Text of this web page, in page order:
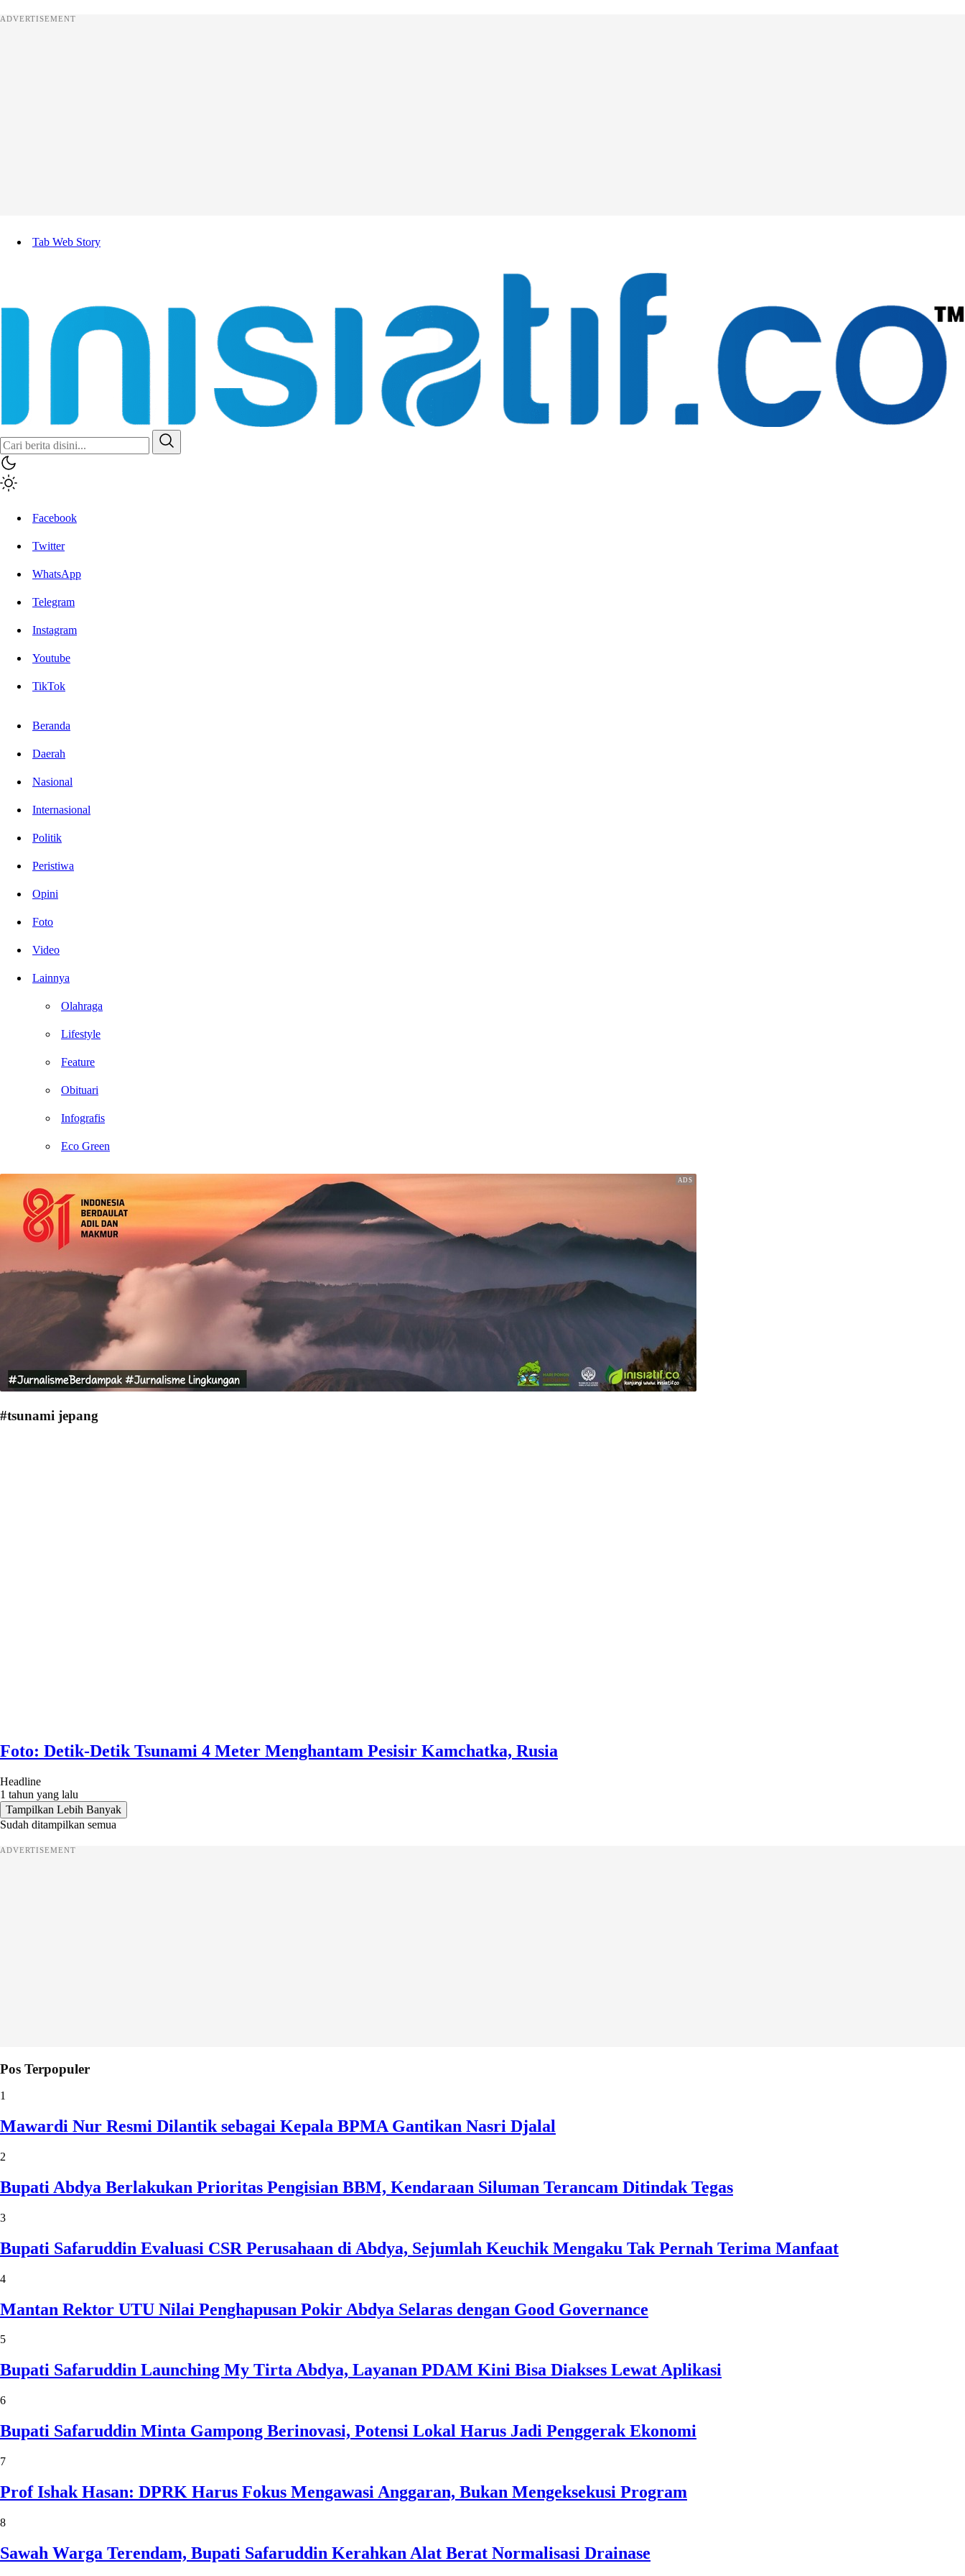
ADVERTISEMENT
Tab Web Story
Inisiatif.co
Stay Connected Stay Informed
Facebook
Twitter
WhatsApp
Telegram
Instagram
Youtube
TikTok
Beranda
Daerah
Nasional
Internasional
Politik
Peristiwa
Opini
Foto
Video
Lainnya
Olahraga
Lifestyle
Feature
Obituari
Infografis
Eco Green
#tsunami jepang
Foto: Detik-Detik Tsunami 4 Meter Menghantam Pesisir Kamchatka, Rusia
Headline
1 tahun yang lalu
Tampilkan Lebih Banyak
Sudah ditampilkan semua
ADVERTISEMENT
Pos Terpopuler
1
Mawardi Nur Resmi Dilantik sebagai Kepala BPMA Gantikan Nasri Djalal
2
Bupati Abdya Berlakukan Prioritas Pengisian BBM, Kendaraan Siluman Terancam Ditindak Tegas
3
Bupati Safaruddin Evaluasi CSR Perusahaan di Abdya, Sejumlah Keuchik Mengaku Tak Pernah Terima Manfaat
4
Mantan Rektor UTU Nilai Penghapusan Pokir Abdya Selaras dengan Good Governance
5
Bupati Safaruddin Launching My Tirta Abdya, Layanan PDAM Kini Bisa Diakses Lewat Aplikasi
6
Bupati Safaruddin Minta Gampong Berinovasi, Potensi Lokal Harus Jadi Penggerak Ekonomi
7
Prof Ishak Hasan: DPRK Harus Fokus Mengawasi Anggaran, Bukan Mengeksekusi Program
8
Sawah Warga Terendam, Bupati Safaruddin Kerahkan Alat Berat Normalisasi Drainase